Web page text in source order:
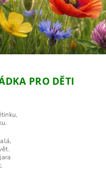
PRO DĚTI